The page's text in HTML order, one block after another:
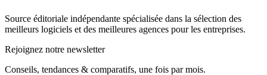
Source éditoriale indépendante spécialisée dans la sélection des
meilleurs logiciels et des meilleures agences pour les entreprises.
Rejoignez notre newsletter
Conseils, tendances & comparatifs, une fois par mois.